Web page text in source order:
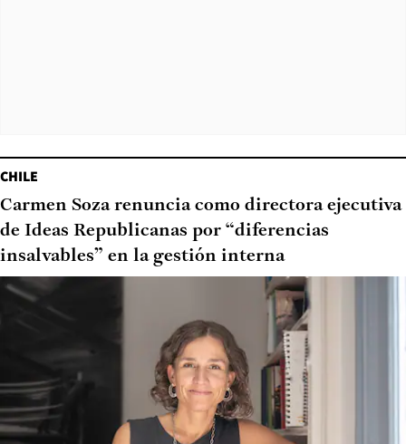
CHILE
Carmen Soza renuncia como directora ejecutiva
de Ideas Republicanas por “diferencias
insalvables” en la gestión interna